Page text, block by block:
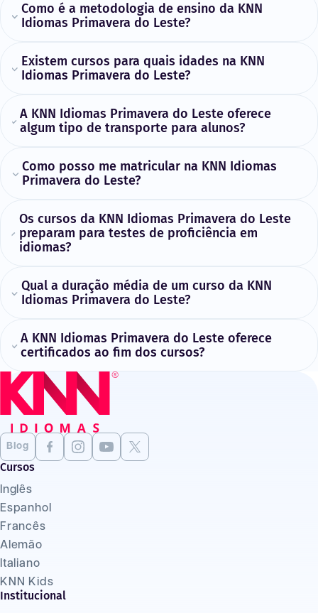
Como é a metodologia de ensino da KNN
Idiomas Primavera do Leste?
Existem cursos para quais idades na KNN
Idiomas Primavera do Leste?
A KNN Idiomas Primavera do Leste oferece
algum tipo de transporte para alunos?
Como posso me matricular na KNN Idiomas
Primavera do Leste?
Os cursos da KNN Idiomas Primavera do Leste
preparam para testes de proficiência em
idiomas?
Qual a duração média de um curso da KNN
Idiomas Primavera do Leste?
A KNN Idiomas Primavera do Leste oferece
certificados ao fim dos cursos?
Blog
Cursos
Inglês
Espanhol
Francês
Alemão
Italiano
KNN Kids
Institucional